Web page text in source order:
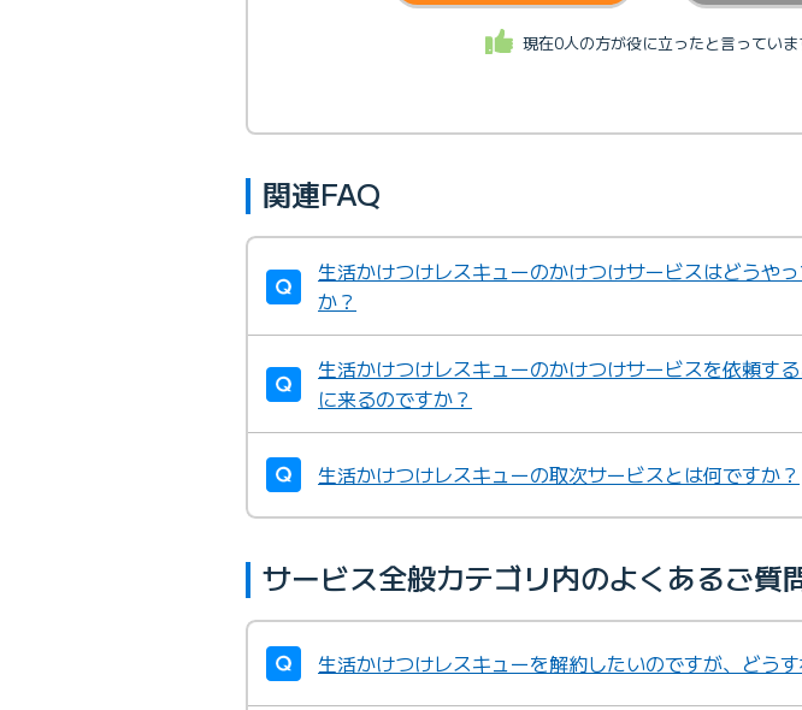
現在0人の方が役に立ったと言っていま
関連FAQ
生活かけつけレスキューのかけつけサービスはどうや
か？
生活かけつけレスキューのかけつけサービスを依頼す
に来るのですか？
生活かけつけレスキューの取次サービスとは何ですか？
サービス全般カテゴリ内のよくあるご質
生活かけつけレスキューを解約したいのですが、どう